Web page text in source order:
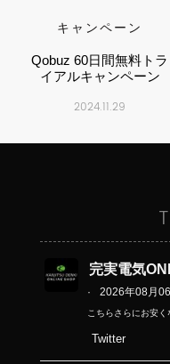
キャンペーン
Qobuz 60日間無料トラ
イアルキャンペーン
2024.11.29
完実電気
·
2026年08月
こちらさらにお安く
Twitter